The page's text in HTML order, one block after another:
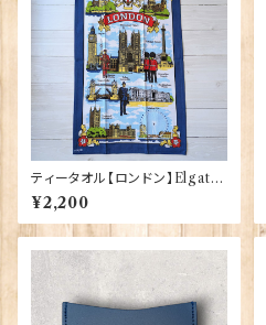
ティータオル【ロンドン】Elgate
Products 50001-W(20102)
¥2,200